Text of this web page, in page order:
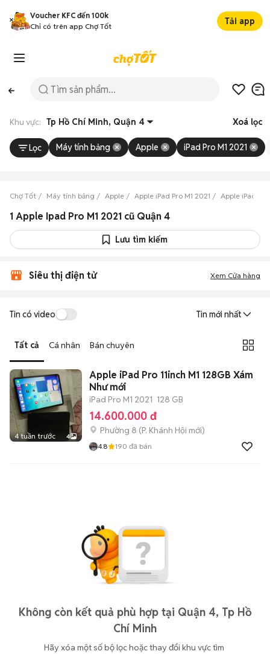
Voucher KFC đến 100k
Chỉ có trên app Chợ Tốt
Tải app
Khu vực: Tp Hồ Chí Minh, Quận 4 Xoá lọc
Lọc Máy tính bảng Apple iPad Pro M1 2021
Chợ Tốt Máy tính bảng Apple Apple iPad Pro M1 2021 Apple iPad
1 Apple Ipad Pro M1 2021 cũ Quận 4
Lưu tìm kiếm
Siêu thị điện tử Xem Cửa hàng
Tin có video Tin mới nhất
Tất cả Cá nhân Bán chuyên
4 tuần trước 4
Apple iPad Pro 11inch M1 128GB Xám
Như mới
iPad Pro M1 2021 128 GB
14.600.000 đ
Phường 8 (P. Khánh Hội mới)
4.8 190 đã bán
Không còn kết quả phù hợp tại Quận 4, Tp Hồ
Chí Minh
Hãy xóa một số bộ lọc hoặc thay đổi khu vực tìm